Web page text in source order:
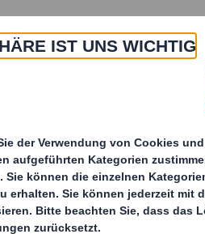
Über Uns Produkte